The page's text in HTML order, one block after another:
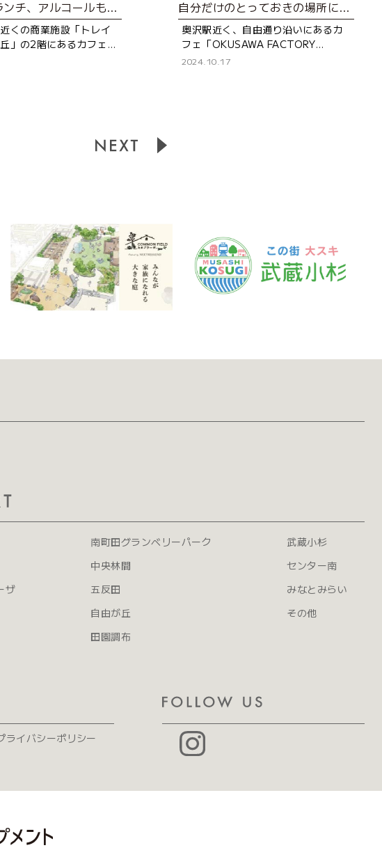
仕事にブランチ、アルコールも！さまざまなシーンで使えるカフェ
くの商業施設「トレイ
」の2階にあるカフェ
バー)」。 同じフロア
自分だけのとっておきの場所にしたい！至福のカフェ
奥沢駅近く、自由通り沿いにあるカ
フェ「OKUSAWA FACTORY
Coffee＆Bakes（オクサワファク
2024.10.17
ザ
南町田グランベリーパーク
中央林間
五反田
自由が丘
田園調布
武蔵小杉
センター南
みなとみらい
その他
ライバシーポリシー